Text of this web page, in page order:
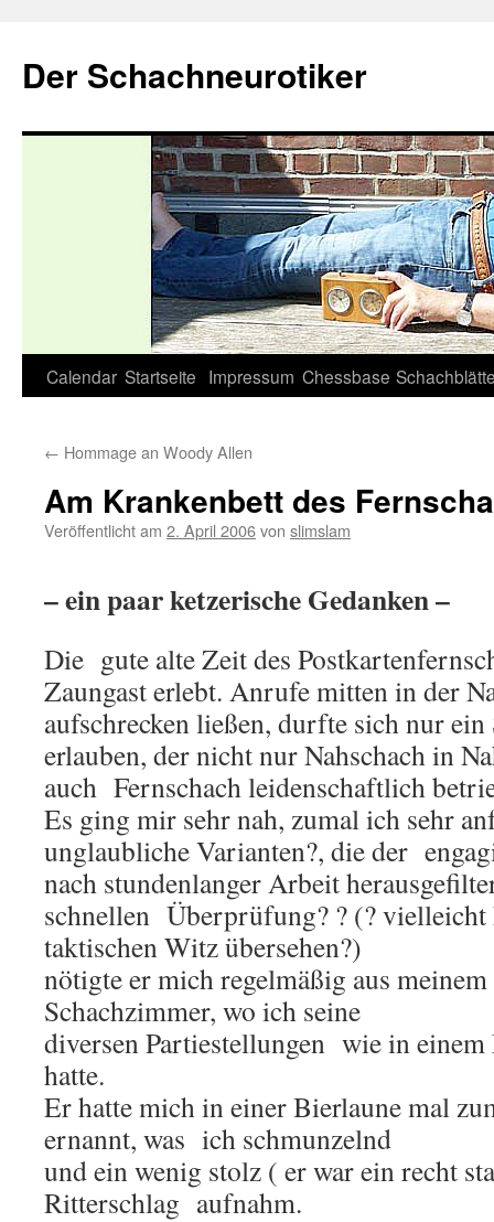
springen
Der Schachneurotiker
Calendar Startseite Impressum Chessbase
← Hommage an Woody Allen
Am Krankenbett des
Veröffentlicht am 2. April 2006von slimslam
– ein paar ketzerische Gedanken –
Die gute alte Zeit des
Zaungast erlebt. Anrufe mitten in der
aufschrecken ließen, durfte sich nur
erlauben, der nicht nur Nahschach in
auch Fernschach leidenschaftlich
Es ging mir sehr nah, zumal ich sehr
unglaubliche Varianten?, die der
nach stundenlanger Arbeit
schnellen Überprüfung? ? (? vielleicht
taktischen Witz übersehen?)
nötigte er mich regelmäßig aus
Schachzimmer, wo ich seine
diversen Partiestellungen wie in einem
hatte.
Er hatte mich in einer Bierlaune mal
ernannt, was ich schmunzelnd
und ein wenig stolz ( er war ein recht
Ritterschlag aufnahm.